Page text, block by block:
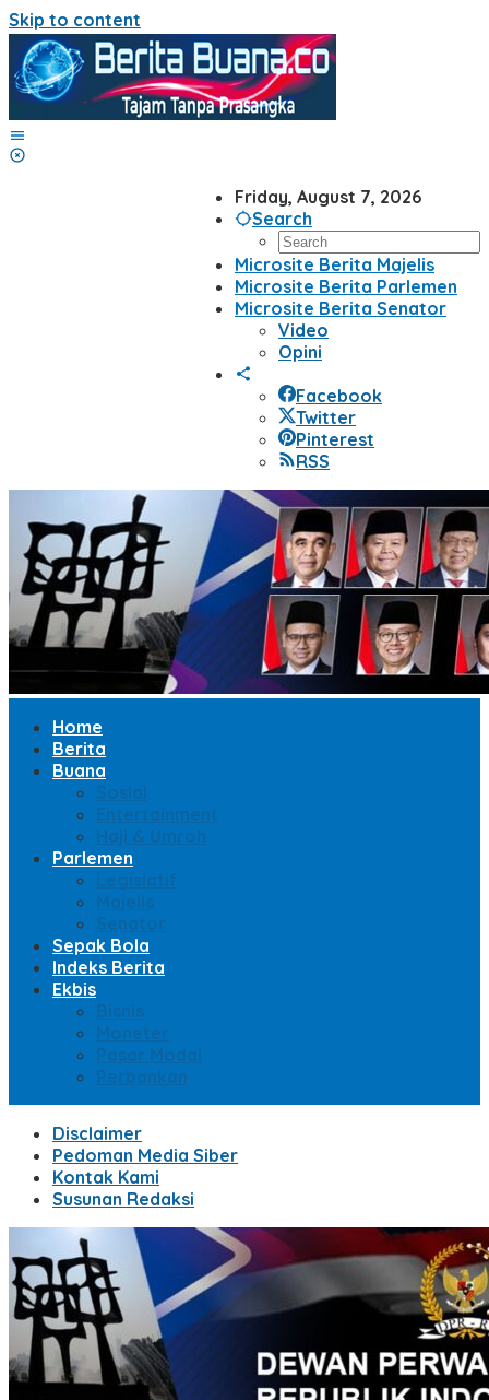
Skip to content
Friday, August 7, 2026
Search
Microsite Berita Majelis
Microsite Berita Parlemen
Microsite Berita Senator
Video
Opini
Facebook
Twitter
Pinterest
RSS
Home
Berita
Buana
Sosial
Entertainment
Haji & Umroh
Parlemen
Legislatif
Majelis
Senator
Sepak Bola
Indeks Berita
Ekbis
Bisnis
Moneter
Pasar Modal
Perbankan
Disclaimer
Pedoman Media Siber
Kontak Kami
Susunan Redaksi